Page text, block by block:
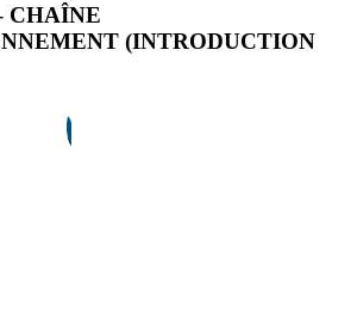
CHAÎNE
(INTRODUCTION